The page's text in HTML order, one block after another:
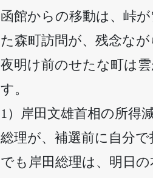
函館からの移動は、峠
た森町訪問が、残念な
夜明け前のせたな町は
す。
1）岸田文雄首相の所得
総理が、補選前に自分
でも岸田総理は、明日